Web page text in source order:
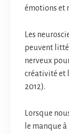
émotions et
Les
peuvent
nerveux
créativité et
2012).
Lorsque
le manque